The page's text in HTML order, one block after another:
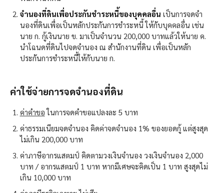
จำนองที่ดินเพื่อประกันชำระหนี้ของบุคคลอื่น ​ เป็นการจดจำ
นองที่ดินเพื่อเป็นหลักประกันการชำระหนี้ ให้กับบุคคลอื่น เช่น
นาย ก. กู้เงินนาย ข. มาเป็นจำนวน 200,000 บาทแล้วให้นาย ค.
นำโฉนดที่ดินไปจดจำนอง ณ สำนักงานที่ดิน เพื่อเป็นหลัก
ประกันการชำระหนี้ให้กับนาย ก.
ค่าใช้จ่ายการจดจำนองที่ดิน​
ค่าคำขอในการจดคำขอแปลงละ 5 บาท
ค่าธรรมเนียมจดจำนอง คิดค่าจดจำนอง 1% ของยอดกู้ แต่สูงสุด
ไม่เกิน 200,000 บาท
ค่าภาษีอากรแสตมป์ คิดตามวงเงินจำนอง วงเงินจำนอง 2,000
บาท / อากรแสตมป์ 1 บาท หากมีเศษจะคิดเป็น 1 บาท สูงสุดไม่
เกิน 10,000 บาท